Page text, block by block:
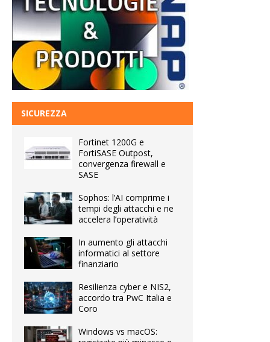
SICUREZZA
Fortinet 1200G e
FortiSASE Outpost,
convergenza firewall e
SASE
Sophos: l’AI comprime i
tempi degli attacchi e ne
accelera l’operatività
In aumento gli attacchi
informatici al settore
finanziario
Resilienza cyber e NIS2,
accordo tra PwC Italia e
Coro
Windows vs macOS: